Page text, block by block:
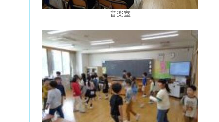
音楽室